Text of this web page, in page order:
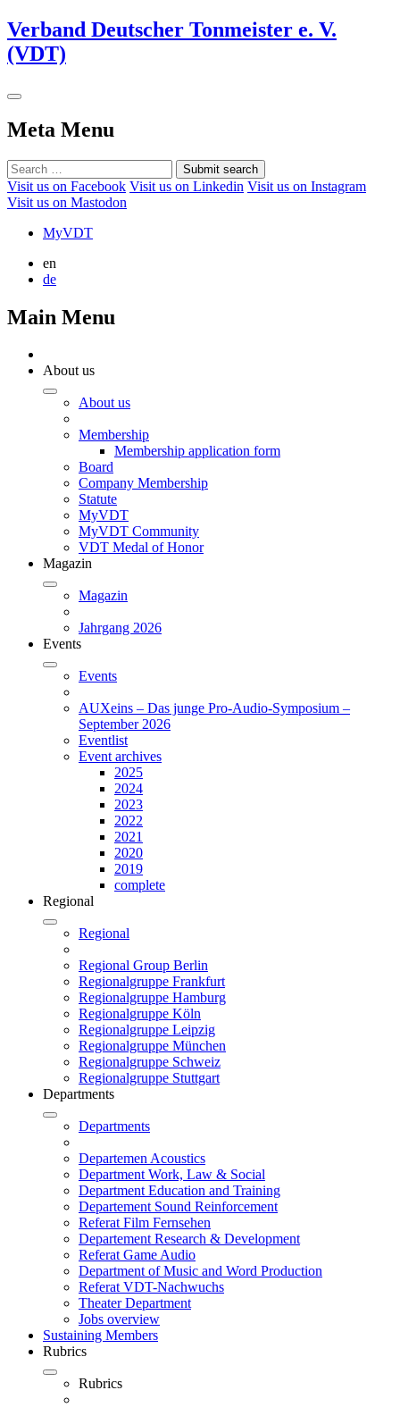
Verband Deutscher Tonmeister e. V.
(VDT)
Meta Menu
Submit search
Visit us on Facebook Visit us on Linkedin Visit us on Instagram
Visit us on Mastodon
MyVDT
en
de
Main Menu
About us
About us
Membership
Membership application form
Board
Company Membership
Statute
MyVDT
MyVDT Community
VDT Medal of Honor
Magazin
Magazin
Jahrgang 2026
Events
Events
AUXeins – Das junge Pro-Audio-Symposium –
September 2026
Eventlist
Event archives
2025
2024
2023
2022
2021
2020
2019
complete
Regional
Regional
Regional Group Berlin
Regionalgruppe Frankfurt
Regionalgruppe Hamburg
Regionalgruppe Köln
Regionalgruppe Leipzig
Regionalgruppe München
Regionalgruppe Schweiz
Regionalgruppe Stuttgart
Departments
Departments
Departemen Acoustics
Department Work, Law & Social
Department Education and Training
Departement Sound Reinforcement
Referat Film Fernsehen
Departement Research & Development
Referat Game Audio
Department of Music and Word Production
Referat VDT-Nachwuchs
Theater Department
Jobs overview
Sustaining Members
Rubrics
Rubrics